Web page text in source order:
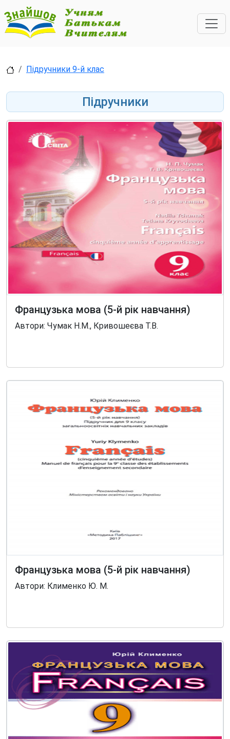
Підручники 9-й клас
Підручники
Французька мова (5-й рік навчання)
Автори: Чумак Н.М., Кривошеєва Т.В.
Французька мова (5-й рік навчання)
Автори: Клименко Ю. М.